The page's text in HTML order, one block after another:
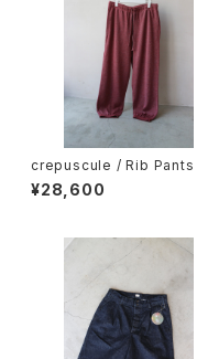
crepuscule / Rib Pants
¥28,600